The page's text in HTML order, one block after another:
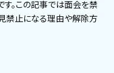
。この記事では面会を禁
禁止になる理由や解除方